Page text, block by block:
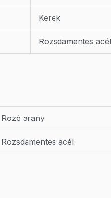
Kerek
Rozsdamentes acél
Rozé arany
Rozsdamentes acél